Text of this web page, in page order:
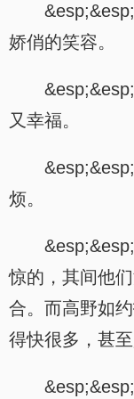
娇俏的笑容。
又幸福。
烦。
惊的，其间他
合。而高野如
得快很多，甚至